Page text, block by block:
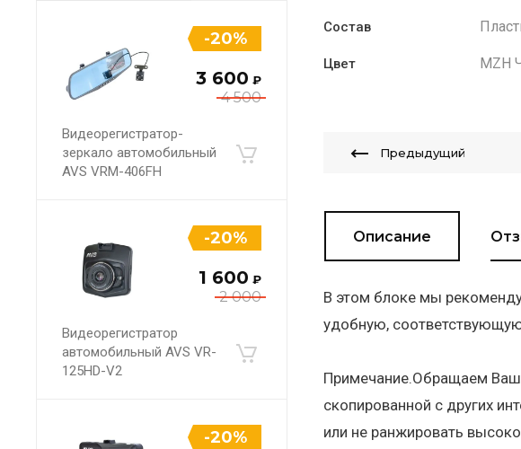
4 500
3 600 ₽
Видеорегистратор-
зеркало автомобильный
AVS VRM-406FH
-20%
2 000
1 600 ₽
Видеорегистратор
автомобильный AVS VR-
125HD-V2
-20%
-20%
Состав
Цвет MZH
Предыдущий
Описание
В этом блоке мы
удобную,
Примечание.Обращаем
скопированной с других
или не ранжировать